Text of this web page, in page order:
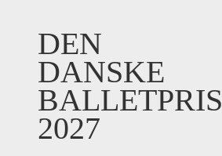
DEN
DANSKE
BALLETPRIS
2027